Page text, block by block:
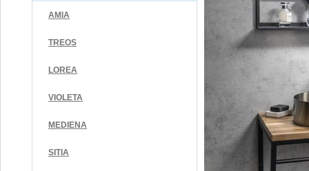
AMIA
TREOS
LOREA
VIOLETA
MEDIENA
SITIA